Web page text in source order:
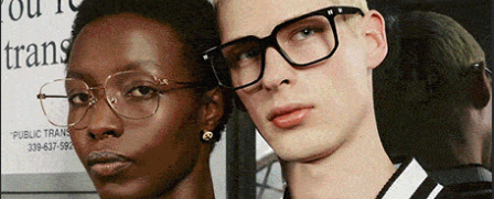
POTREBBE PIACERTI ANCHE